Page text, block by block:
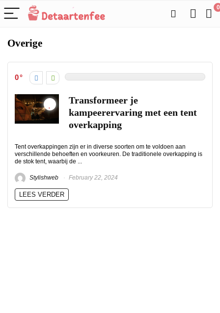
0
Overige
0
Transformeer je
kampeerervaring met een tent
overkapping
Tent overkappingen zijn er in diverse soorten om te voldoen aan
verschillende behoeften en voorkeuren. De traditionele overkapping is
de stok tent, waarbij de ...
Stylishweb February 22, 2024
LEES VERDER